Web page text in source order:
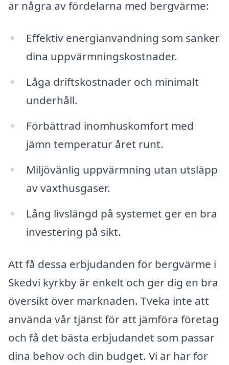
är några av fördelarna med bergvärme:
Effektiv energianvändning som sänker
dina uppvärmningskostnader.
Låga driftskostnader och minimalt
underhåll.
Förbättrad inomhuskomfort med
jämn temperatur året runt.
Miljövänlig uppvärmning utan utsläpp
av växthusgaser.
Lång livslängd på systemet ger en bra
investering på sikt.
Att få dessa erbjudanden för bergvärme i
Skedvi kyrkby är enkelt och ger dig en bra
översikt över marknaden. Tveka inte att
använda vår tjänst för att jämföra företag
och få det bästa erbjudandet som passar
dina behov och din budget. Vi är här för